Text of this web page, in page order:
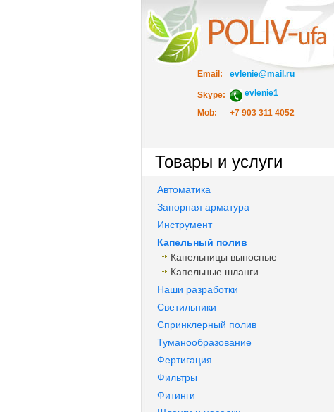
Email: evlenie@mail.ru
Skype:
evlenie1
Mob:
+7 903 311 4052
Товары и услуги
Автоматика
Запорная арматура
Инструмент
Капельный полив
Капельницы выносные
Капельные шланги
Наши разработки
Светильники
Спринклерный полив
Туманообразование
Фертигация
Фильтры
Фитинги